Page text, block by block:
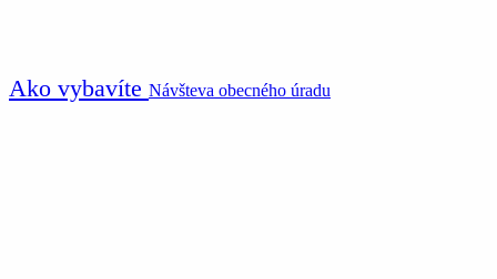
Ako vybavíte Návšteva obecného úradu